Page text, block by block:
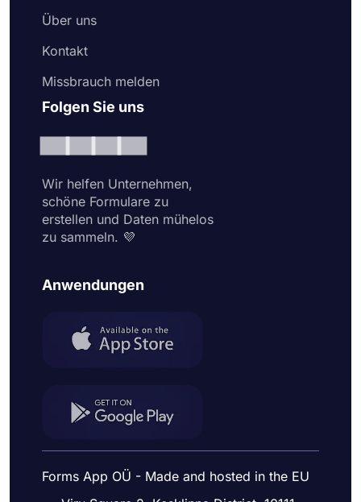
Über uns
Kontakt
Missbrauch melden
Folgen Sie uns
Wir helfen Unternehmen,
schöne Formulare zu
erstellen und Daten mühelos
zu sammeln. 💜
Anwendungen
Forms App OÜ - Made and hosted in the EU